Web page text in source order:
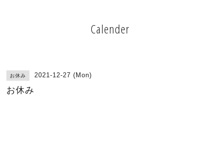
Calender
お休み 2021-12-27 (Mon)
お休み